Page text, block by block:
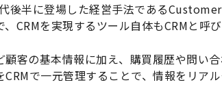
後半に登場した経営手法である
CRMを実現するツール自体もCRMと呼び
顧客の基本情報に加え、購買履歴や問い
で一元管理することで、情報をリアル